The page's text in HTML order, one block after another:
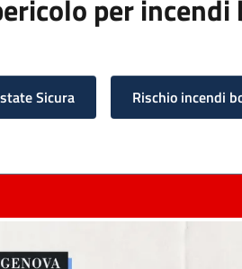
per incendi
Sicura Rischio incendi